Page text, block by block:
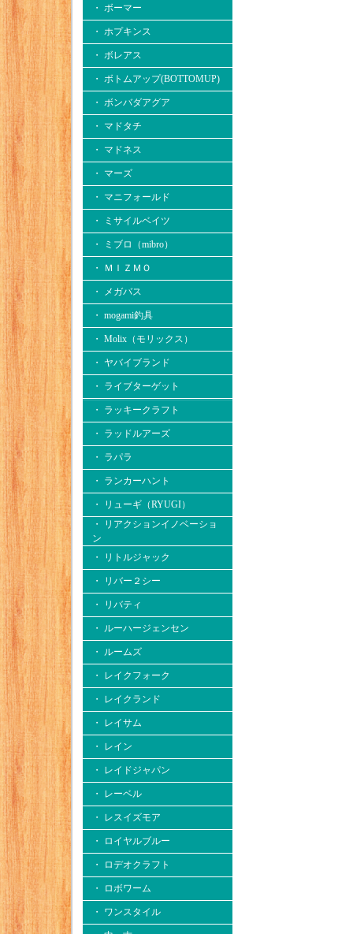
・ ボーマー
・ ホプキンス
・ ボレアス
・ ボトムアップ(BOTTOMUP)
・ ボンバダアグア
・ マドタチ
・ マドネス
・ マーズ
・ マニフォールド
・ ミサイルベイツ
・ ミブロ（mibro）
・ ＭＩＺＭＯ
・ メガバス
・ mogami釣具
・ Molix（モリックス）
・ ヤバイブランド
・ ライブターゲット
・ ラッキークラフト
・ ラッドルアーズ
・ ラパラ
・ ランカーハント
・ リューギ（RYUGI）
・ リアクションイノベーショ
ン
・ リトルジャック
・ リバー２シー
・ リバティ
・ ルーハージェンセン
・ ルームズ
・ レイクフォーク
・ レイクランド
・ レイサム
・ レイン
・ レイドジャパン
・ レーベル
・ レスイズモア
・ ロイヤルブルー
・ ロデオクラフト
・ ロボワーム
・ ワンスタイル